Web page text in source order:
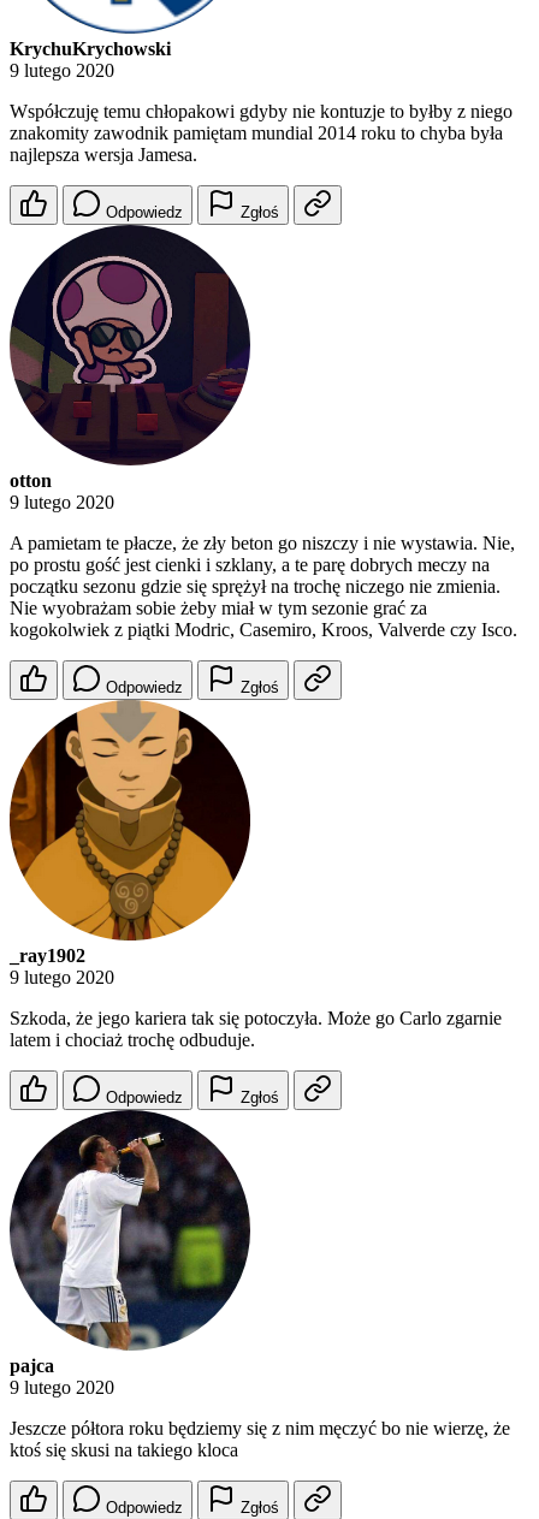
KrychuKrychowski
9 lutego 2020
Współczuję temu chłopakowi gdyby nie kontuzje to byłby z niego
znakomity zawodnik pamiętam mundial 2014 roku to chyba była
najlepsza wersja Jamesa.
Odpowiedz Zgłoś
otton
9 lutego 2020
A pamietam te płacze, że zły beton go niszczy i nie wystawia. Nie,
po prostu gość jest cienki i szklany, a te parę dobrych meczy na
początku sezonu gdzie się sprężył na trochę niczego nie zmienia.
Nie wyobrażam sobie żeby miał w tym sezonie grać za
kogokolwiek z piątki Modric, Casemiro, Kroos, Valverde czy Isco.
Odpowiedz Zgłoś
_ray1902
9 lutego 2020
Szkoda, że jego kariera tak się potoczyła. Może go Carlo zgarnie
latem i chociaż trochę odbuduje.
Odpowiedz Zgłoś
pajca
9 lutego 2020
Jeszcze półtora roku będziemy się z nim męczyć bo nie wierzę, że
ktoś się skusi na takiego kloca
Odpowiedz Zgłoś